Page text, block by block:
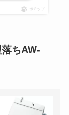
ポチップ
ちAW-